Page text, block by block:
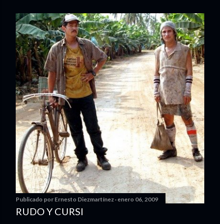
Publicado por Ernesto Diezmartínez enero 06, 2009
RUDO Y CURSI